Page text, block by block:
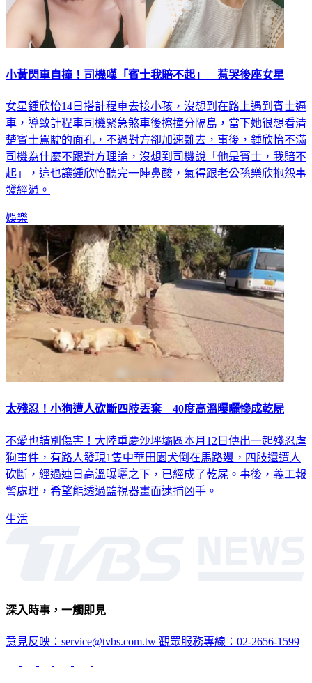
小黃閃車自撞！司機嘆「賓士我賠不起」 惹哭後座女星
女星鍾欣怡14日搭計程車去接小孩，沒想到在路上遇到賓士逼
車，導致計程車司機緊急煞車後擦撞分隔島，當下她很想看清
楚賓士駕駛的面孔，不過對方卻加速離去，事後，鍾欣怡不滿
司機為什麼不跟對方理論，沒想到司機說「他是賓士，我賠不
起」，這也讓鍾欣怡聽完一陣鼻酸，氣得跟老公孫樂欣抱怨事
發經過。
娛樂
太殘忍！小狗遭人砍斷四肢丟棄 40度高溫曝曬慘成乾屍
不愛也請別傷害！大陸重慶沙坪壩區本月12日傳出一起殘忍虐
狗事件，有路人發現1隻中華田園犬倒在馬路邊，四肢還遭人
砍斷，經過連日高溫曝曬之下，已經成了乾屍。事後，義工報
警處理，希望能透過監視器畫面逮捕凶手。
生活
深入時事，一觸即見
意見反映：service@tvbs.com.tw 觀眾服務專線：02-2656-1599